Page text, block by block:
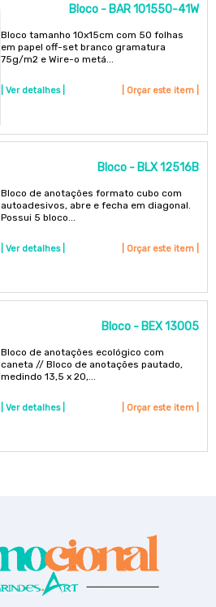
Bloco - BAR 101550-41W
Bloco tamanho 10x15cm com 50 folhas
em papel off-set branco gramatura
75g/m2 e Wire-o metá...
| Ver detalhes | | Orçar este item |
Bloco - BLX 12516B
Bloco de anotações formato cubo com
autoadesivos, abre e fecha em diagonal.
Possui 5 bloco...
| Ver detalhes | | Orçar este item |
Bloco - BEX 13005
Bloco de anotações ecológico com
caneta // Bloco de anotações pautado,
medindo 13,5 x 20,...
| Ver detalhes | | Orçar este item |